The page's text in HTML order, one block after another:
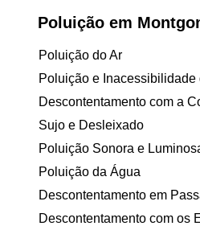
Poluição em
Poluição do Ar
Poluição e Inacessibilidade
Descontentamento com a
Sujo e Desleixado
Poluição Sonora e
Poluição da Água
Descontentamento em
Descontentamento com os